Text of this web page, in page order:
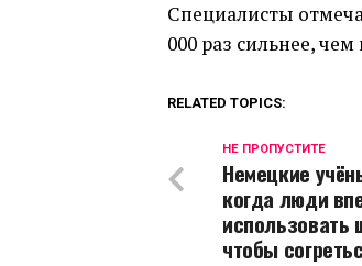
Специалисты
000 раз сильнее,
RELATED TOPICS:
НЕ ПРОПУСТИТЕ
Немецкие
когда люди
чтобы